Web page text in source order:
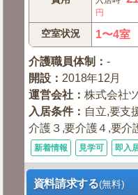
円
空室状況 1〜4室
介護職員体制 ：-
開設 ： 2018年12月
運営会社 ：株式会社
入居条件： 自立,要支
介護３,要介護４,要介
新着情報 見学可 即入
資料請求する(無料)